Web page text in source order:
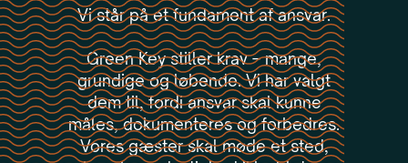
Vi står på et fundament af ansvar.
Green Key stiller krav – mange,
grundige og løbende. Vi har valgt
dem til, fordi ansvar skal kunne
måles, dokumenteres og forbedres.
Vores gæster skal møde et sted,